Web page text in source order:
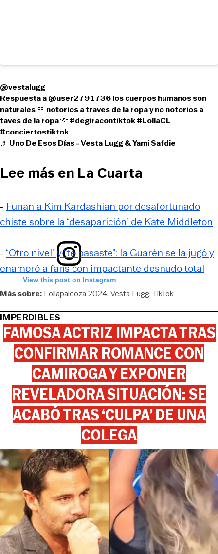
View this post on Instagram
@vestalugg
Respuesta a @user2791736 los cuerpos humanos son
naturales 🎀 notorios a traves de la ropa y no notorios a
taves de la ropa 🩷 #degiracontiktok#LollaCL
#conciertostiktok
♬ Uno De Esos Días - Vesta Lugg & Yami Safdie
Lee más en La Cuarta
- Funan a Kim Kardashian por desafortunado
chiste sobre la “desaparición” de Kate Middleton
- “Otro nivel” y “te pasaste”: la Guarén se la jugó y
enamoró a fans con impactante desnudo total
Más sobre: Lollapalooza 2024 Vesta Lugg TikTok
IMPERDIBLES
FAMOSA ACTRIZ IMPACTA TRAS
CONFIRMAR ROMANCE CON
CAMIROGA Y EXPONER
REVELADORA SITUACIÓN: SE
ACABÓ TRAS ‘CULPA’ DE UNA
COLEGA